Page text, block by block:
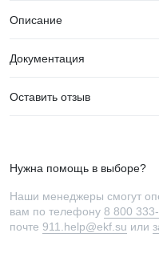
Описание
Документация
Оставить отзыв
Нужна помощь в выборе?
Наши менеджеры смогут
вам по телефону 8 800
почте 911.help@ekf.su или